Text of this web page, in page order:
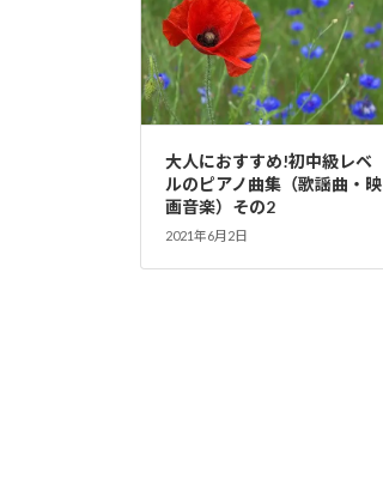
大人におすすめ!初中級レベ
ルのピアノ曲集（歌謡曲・映
画音楽）その2
2021年6月2日